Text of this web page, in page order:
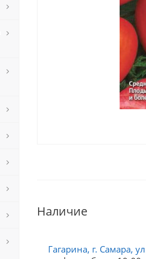
Наличие
Гагарина, г. Самара,